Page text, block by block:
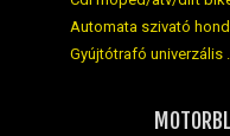
Automata szivató
Gyújtótrafó univerzális